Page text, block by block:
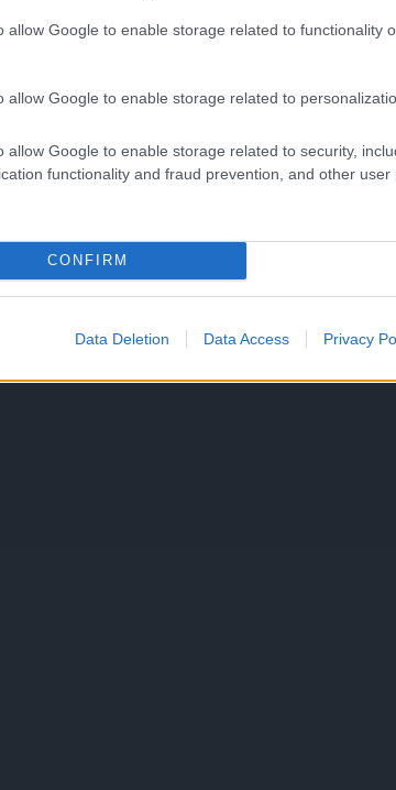
allow Google to enable storage related to functionality
allow Google to enable storage related to
allow Google to enable storage related to security,
functionality and fraud prevention, and other user
CONFIRM
Data Deletion Data Access Privacy